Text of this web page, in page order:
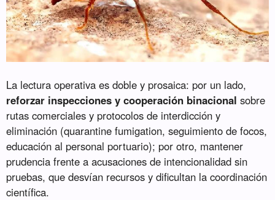
La lectura operativa es doble y prosaica: por un lado,
reforzar inspecciones y cooperación binacional sobre
rutas comerciales y protocolos de interdicción y
eliminación (quarantine fumigation, seguimiento de focos,
educación al personal portuario); por otro, mantener
prudencia frente a acusaciones de intencionalidad sin
pruebas, que desvían recursos y dificultan la coordinación
científica.